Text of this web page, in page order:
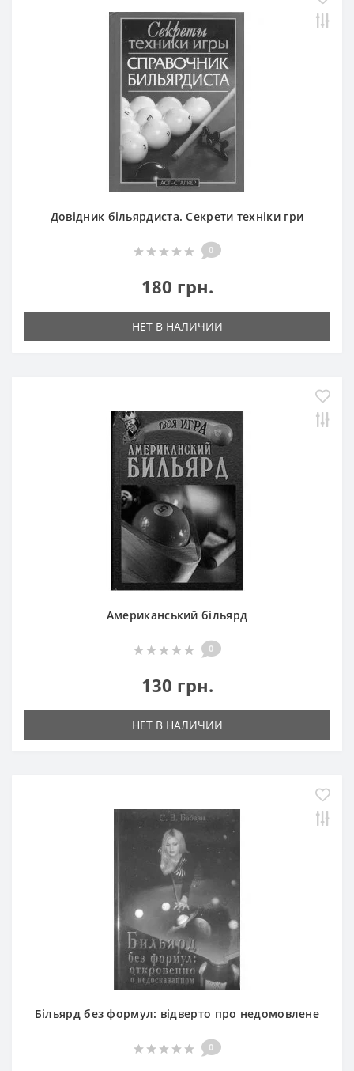
Довідник більярдиста. Секрети техніки гри
0
180 грн.
НЕТ В НАЛИЧИИ
Американський більярд
0
130 грн.
НЕТ В НАЛИЧИИ
Більярд без формул: відверто про недомовлене
0